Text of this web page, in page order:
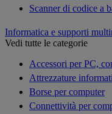
Scanner di codice a
Informatica e supporti
Vedi tutte le categorie
Accessori per PC,
Attrezzature
Borse per computer
Connettività per